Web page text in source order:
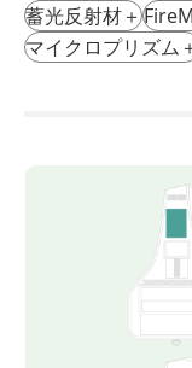
蓄光反射材＋
マイクロプリズム